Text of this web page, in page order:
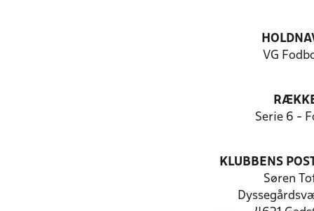
VG
Serie 6 -
KLUBBENS
Søren